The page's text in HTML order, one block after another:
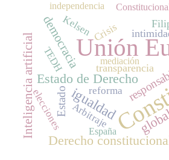
Unión
igualdad
Estado de Derecho
Derecho
democracia
Inteligencia artificial Estado
transparencia
Crisis
reforma
TEDH
elecciones Arbitraje
Kelsen
independencia
España
mediación